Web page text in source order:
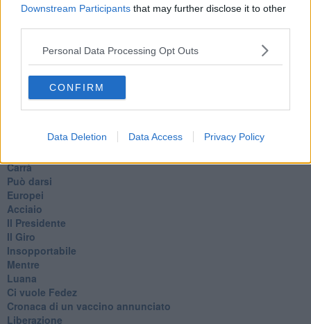
Downstream Participants that may further disclose it to other
Personal Data Processing Opt Outs
CONFIRM
Data Deletion Data Access Privacy Policy
Se vuoi leggere le notizie principali della Toscana iscriviti alla
Basta cliccareQUI
Ti potrebbe interessare anche:
Carrà
Può darsi
Europei
Acciaio
Il Presidente
​Il Giro
Insopportabile
​Mentre
Luana
​Ci vuole Fedez
​Cronaca di un vaccino annunciato
​Liberazione